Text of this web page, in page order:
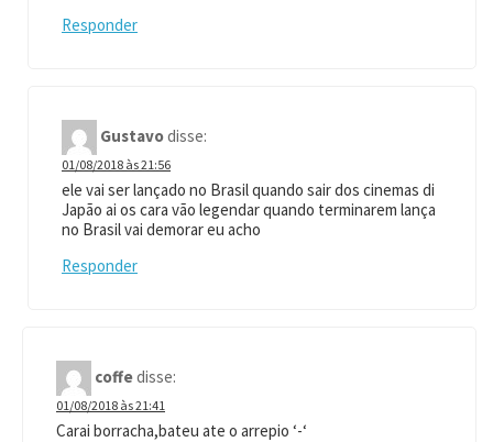
Responder
Gustavodisse:
01/08/2018 às 21:56
ele vai ser lançado no Brasil quando sair dos cinemas di
Japão ai os cara vão legendar quando terminarem lança
no Brasil vai demorar eu acho
Responder
coffedisse:
01/08/2018 às 21:41
Carai borracha,bateu ate o arrepio ‘-‘